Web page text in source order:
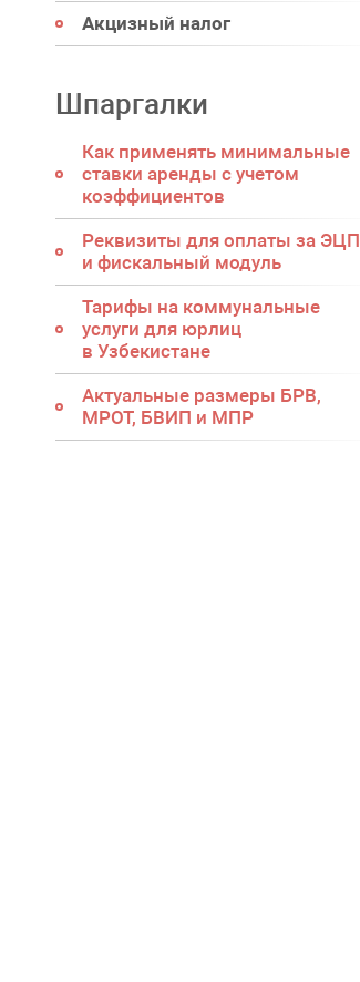
Акцизный налог
Шпаргалки
Как применять минимальные
ставки аренды с учетом
коэффициентов
Реквизиты для оплаты за ЭЦП
и фискальный модуль
Тарифы на коммунальные
услуги для юрлиц
в Узбекистане
Актуальные размеры БРВ,
МРОТ, БВИП и МПР